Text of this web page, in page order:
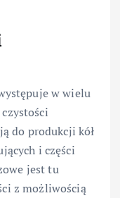
w wielu
do produkcji kół
i części
jest tu
z możliwością